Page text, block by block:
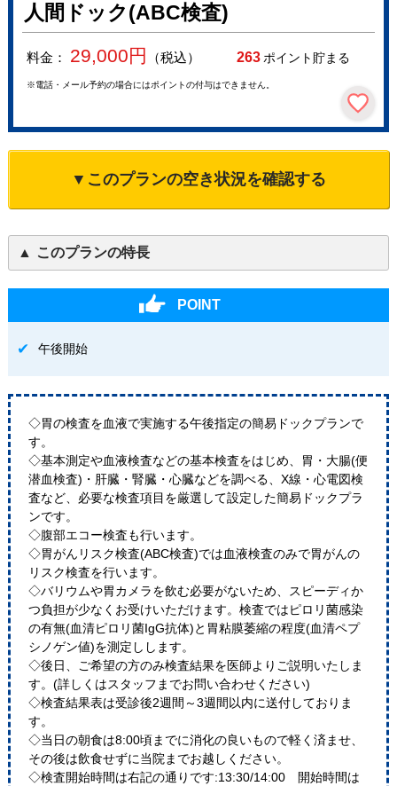
人間ドック(ABC検査)
料金： 29,000円 （税込） 263ポイント貯まる
※電話・メール予約の場合にはポイントの付与はできません。
▼このプランの空き状況を確認する
このプランの特長
POINT
午後開始
◇胃の検査を血液で実施する午後指定の簡易ドックプランで
す。
◇基本測定や血液検査などの基本検査をはじめ、胃・大腸(便
潜血検査)・肝臓・腎臓・心臓などを調べる、X線・心電図検
査など、必要な検査項目を厳選して設定した簡易ドックプラ
ンです。
◇腹部エコー検査も行います。
◇胃がんリスク検査(ABC検査)では血液検査のみで胃がんの
リスク検査を行います。
◇バリウムや胃カメラを飲む必要がないため、スピーディか
つ負担が少なくお受けいただけます。検査ではピロリ菌感染
の有無(血清ピロリ菌IgG抗体)と胃粘膜萎縮の程度(血清ペプ
シノゲン値)を測定しします。
◇後日、ご希望の方のみ検査結果を医師よりご説明いたしま
す。(詳しくはスタッフまでお問い合わせください)
◇検査結果表は受診後2週間～3週間以内に送付しておりま
す。
◇当日の朝食は8:00頃までに消化の良いもので軽く済ませ、
その後は飲食せずに当院までお越しください。
◇検査開始時間は右記の通りです:13:30/14:00 開始時間は